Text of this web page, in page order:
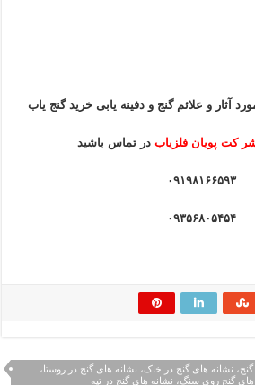
آثار و علائم گنج و دفینه یابی خرید گنج یاب
کت پویان فلزیاب در تماس باشید
۰۹۱۹۸۱۶۶۵۹۳
۰۹۳۵۶۸۰۵۴۵۴
نشانه های گنج در خاک، نشانه های گنج در روستا،
گنج روی سنگ، نشانه های گنج در تپه